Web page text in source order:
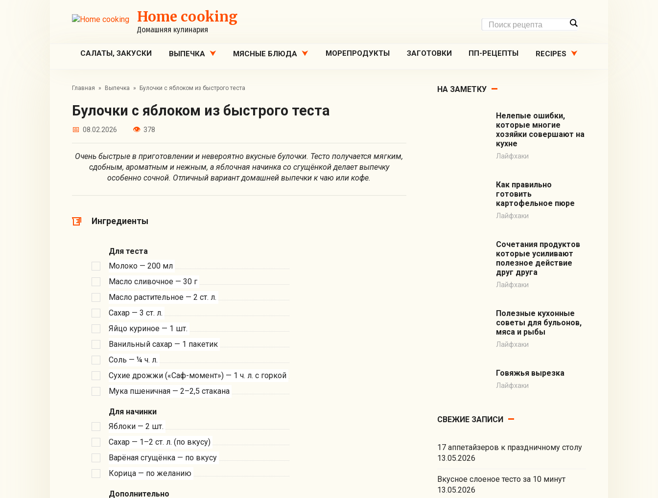
Home cooking
Домашняя кулинария
САЛАТЫ, ЗАКУСКИ ВЫПЕЧКА МЯСНЫЕ БЛЮДА МОРЕПРОДУКТЫ ЗАГОТОВКИ ПП-РЕЦЕПТЫ RECIPES
Главная » Выпечка » Булочки с яблоком из быстрого теста
Булочки с яблоком из быстрого теста
08.02.2026 378
Очень быстрые в приготовлении и невероятно вкусные булочки. Тесто получается мягким,
сдобным, ароматным и нежным, а яблочная начинка со сгущёнкой делает выпечку
особенно сочной. Отличный вариант домашней выпечки к чаю или кофе.
Ингредиенты
Для теста
Молоко — 200 мл
Масло сливочное — 30 г
Масло растительное — 2 ст. л.
Сахар — 3 ст. л.
Яйцо куриное — 1 шт.
Ванильный сахар — 1 пакетик
Соль — ¼ ч. л.
Сухие дрожжи («Саф-момент») — 1 ч. л. с горкой
Мука пшеничная — 2–2,5 стакана
Для начинки
Яблоки — 2 шт.
Сахар — 1–2 ст. л. (по вкусу)
Варёная сгущёнка — по вкусу
Корица — по желанию
Дополнительно
НА ЗАМЕТКУ
Нелепые ошибки,
которые многие
хозяйки совершают на
кухне
Лайфхаки
Как правильно
готовить
картофельное пюре
Лайфхаки
Сочетания продуктов
которые усиливают
полезное действие
друг друга
Лайфхаки
Полезные кухонные
советы для бульонов,
мяса и рыбы
Лайфхаки
Говяжья вырезка
Лайфхаки
СВЕЖИЕ ЗАПИСИ
17 аппетайзеров к праздничному столу
13.05.2026
Вкусное слоеное тесто за 10 минут
13.05.2026